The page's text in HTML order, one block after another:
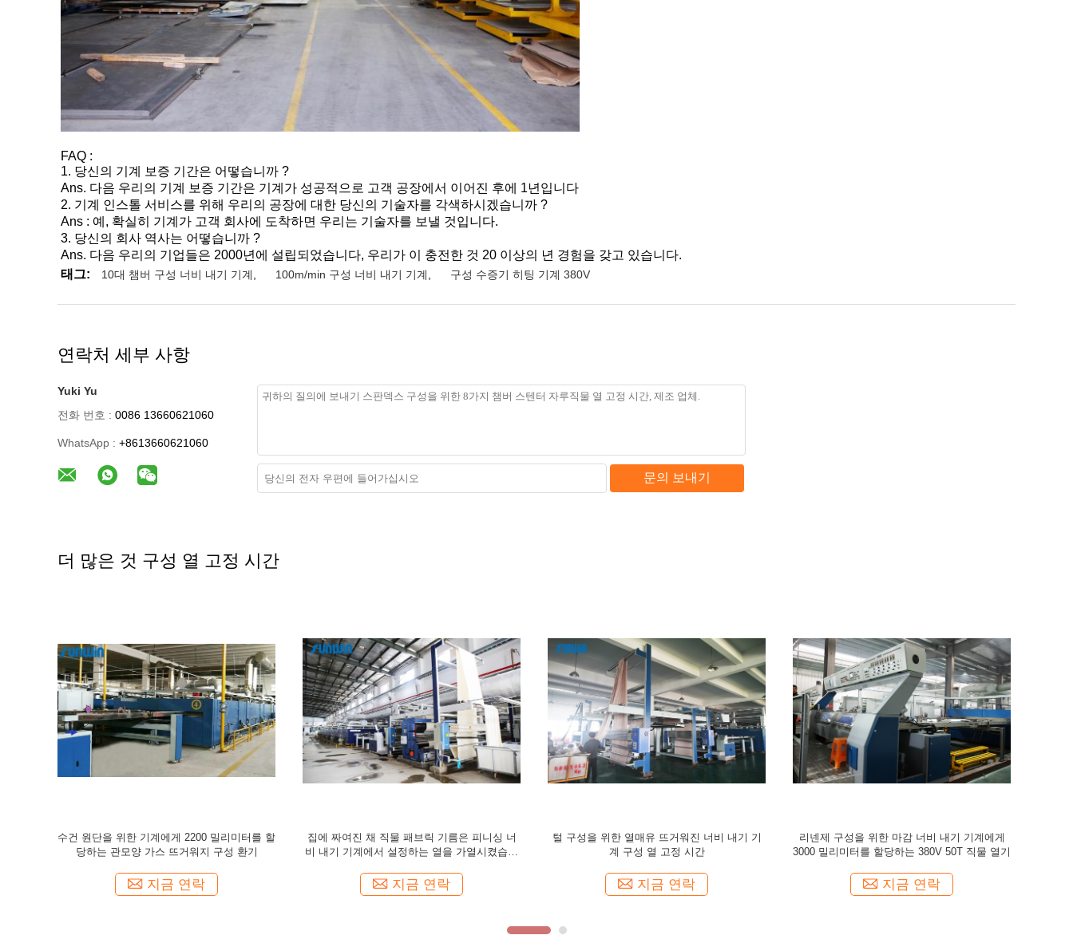
FAQ :
1. 당신의 기계 보증 기간은 어떻습니까 ?
Ans. 다음 우리의 기계 보증 기간은 기계가 성공적으로 고객 공장에서 이어진 후에 1년입니다
2. 기계 인스톨 서비스를 위해 우리의 공장에 대한 당신의 기술자를 각색하시겠습니까 ?
Ans : 예, 확실히 기계가 고객 회사에 도착하면 우리는 기술자를 보낼 것입니다.
3. 당신의 회사 역사는 어떻습니까 ?
Ans. 다음 우리의 기업들은 2000년에 설립되었습니다, 우리가 이 충전한 것 20 이상의 년 경험을 갖고 있습니다.
태그:
10대 챔버 구성 너비 내기 기계 100m/min 구성 너비 내기 기계 구성 수증기 히팅 기계 380V
연락처 세부 사항
Yuki Yu
전화 번호 : 0086 13660621060
WhatsApp : +8613660621060
문의 보내기
더 많은 것 구성 열 고정 시간
수건 원단을 위한 기계에게 2600 밀리미터를 할
당하는 50T 텐터 프레임 구성 열기
지금 연락
면직포를 위한 열 고정 시간을 말리는 구성을
염색시키는 것 뒤에 50T
지금 연락
면직포 80m/Min을 위한 6가지 챔버 가스 뜨거
워지 구성 열 고정 시간
지금 연락
침대 깔개를 위한 열풍 순환 고속도 허풍 스텐
터 염색 마무리 기계
지금 연락